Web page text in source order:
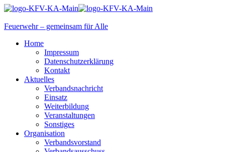
Feuerwehr – gemeinsam für Alle
Home
Impressum
Datenschutzerklärung
Kontakt
Aktuelles
Verbandsnachricht
Einsatz
Weiterbildung
Veranstaltungen
Sonstiges
Organisation
Verbandsvorstand